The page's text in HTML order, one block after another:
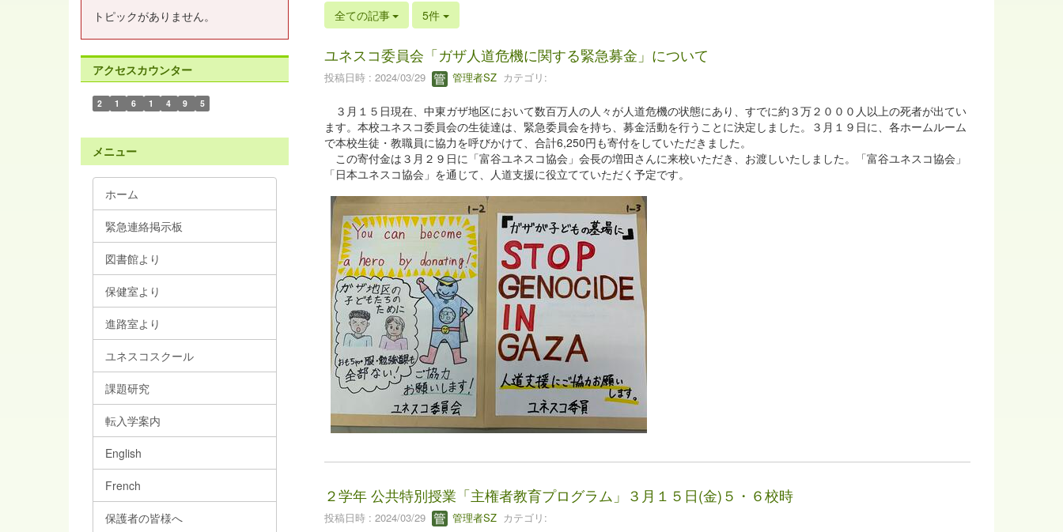
全ての記事 5件
ユネスコ委員会「ガザ人道危機に関する緊急募金」について
投稿日時 : 2024/03/29 管理者SZカテゴリ:
３月１５日現在、中東ガザ地区において数百万人の人々が人道危機の状態にあり、すでに約３万２０００人以上の死者が出てい
ます。本校ユネスコ委員会の生徒達は、緊急委員会を持ち、募金活動を行うことに決定しました。３月１９日に、各ホームルーム
で本校生徒・教職員に協力を呼びかけて、合計6,250円も寄付をしていただきました。
この寄付金は３月２９日に「富谷ユネスコ協会」会長の増田さんに来校いただき、お渡しいたしました。「富谷ユネスコ協会」
「日本ユネスコ協会」を通じて、人道支援に役立てていただく予定です。
２学年 公共特別授業「主権者教育プログラム」３月１５日(金)５・６校時
投稿日時 : 2024/03/29 管理者SZカテゴリ:
トピックがありません。
アクセスカウンター
2 1 6 1 4 9 5
メニュー
ホーム
緊急連絡掲示板
図書館より
保健室より
進路室より
ユネスコスクール
課題研究
転入学案内
English
French
保護者の皆様へ